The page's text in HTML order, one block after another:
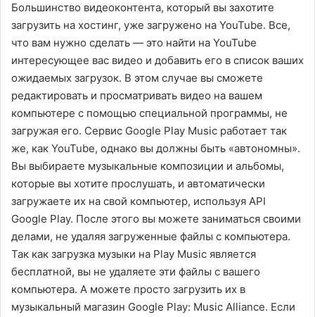
Большинство видеоконтента, который вы захотите
загрузить на хостинг, уже загружено на YouTube. Все,
что вам нужно сделать — это найти на YouTube
интересующее вас видео и добавить его в список ваших
ожидаемых загрузок. В этом случае вы сможете
редактировать и просматривать видео на вашем
компьютере с помощью специальной программы, не
загружая его. Сервис Google Play Music работает так
же, как YouTube, однако вы должны быть «автономны».
Вы выбираете музыкальные композиции и альбомы,
которые вы хотите прослушать, и автоматически
загружаете их на свой компьютер, используя API
Google Play. После этого вы можете заниматься своими
делами, не удаляя загруженные файлы с компьютера.
Так как загрузка музыки на Play Music является
бесплатной, вы не удаляете эти файлы с вашего
компьютера. А можете просто загрузить их в
музыкальный магазин Google Play: Music Alliance. Если